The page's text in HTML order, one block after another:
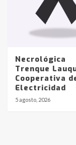
Necrológica
Trenque
Cooperativa
Electricidad
5 agosto, 2026
Los
La
La